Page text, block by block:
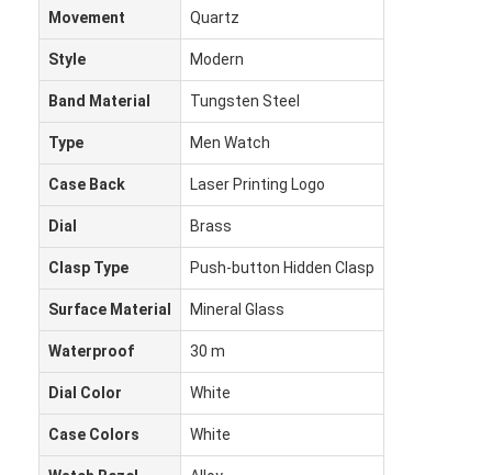
Movement Quartz
Style Modern
Band Material Tungsten Steel
Type Men Watch
Case Back Laser Printing Logo
Dial Brass
Clasp Type Push-button Hidden Clasp
Surface Material Mineral Glass
Waterproof 30 m
Dial Color White
Case Colors White